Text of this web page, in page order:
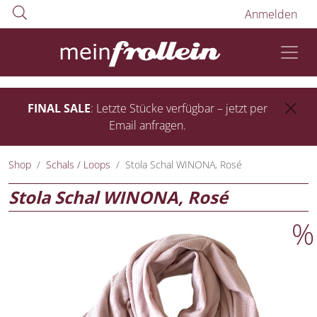
Anmelden
FINAL SALE: Letzte Stücke verfügbar – jetzt per
Email anfragen.
Shop Schals / Loops Stola Schal WINONA, Rosé
Stola Schal WINONA, Rosé
%